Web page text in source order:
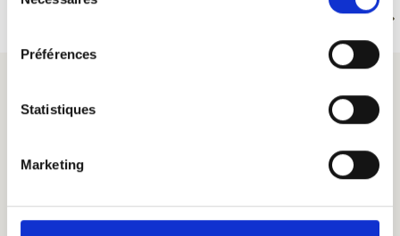
Préférences
Statistiques
Marketing
faire centenaire.
Lire la suite